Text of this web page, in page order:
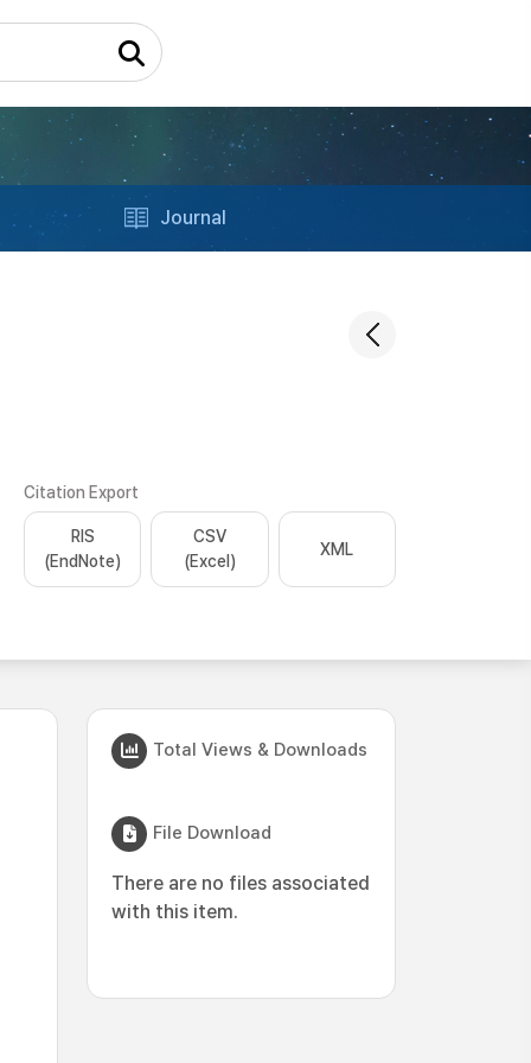
Journal
Citation Export
RIS
(EndNote)
CSV
(Excel)
XML
Total Views & Downloads
File Download
There are no files associated
with this item.